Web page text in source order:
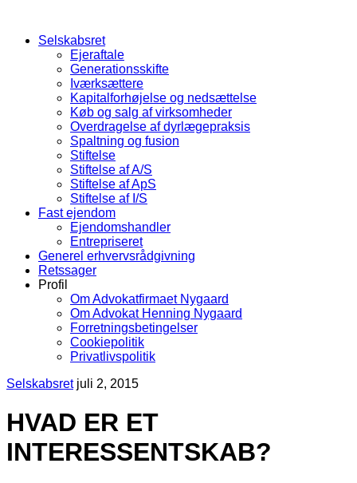
Selskabsret
Ejeraftale
Generationsskifte
Iværksættere
Kapitalforhøjelse og nedsættelse
Køb og salg af virksomheder
Overdragelse af dyrlægepraksis
Spaltning og fusion
Stiftelse
Stiftelse af A/S
Stiftelse af ApS
Stiftelse af I/S
Fast ejendom
Ejendomshandler
Entrepriseret
Generel erhvervsrådgivning
Retssager
Profil
Om Advokatfirmaet Nygaard
Om Advokat Henning Nygaard
Forretningsbetingelser
Cookiepolitik
Privatlivspolitik
Selskabsret juli 2, 2015
HVAD ER ET
INTERESSENTSKAB?